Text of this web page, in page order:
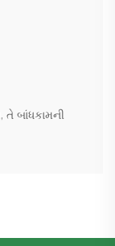
તે બાંધકામની